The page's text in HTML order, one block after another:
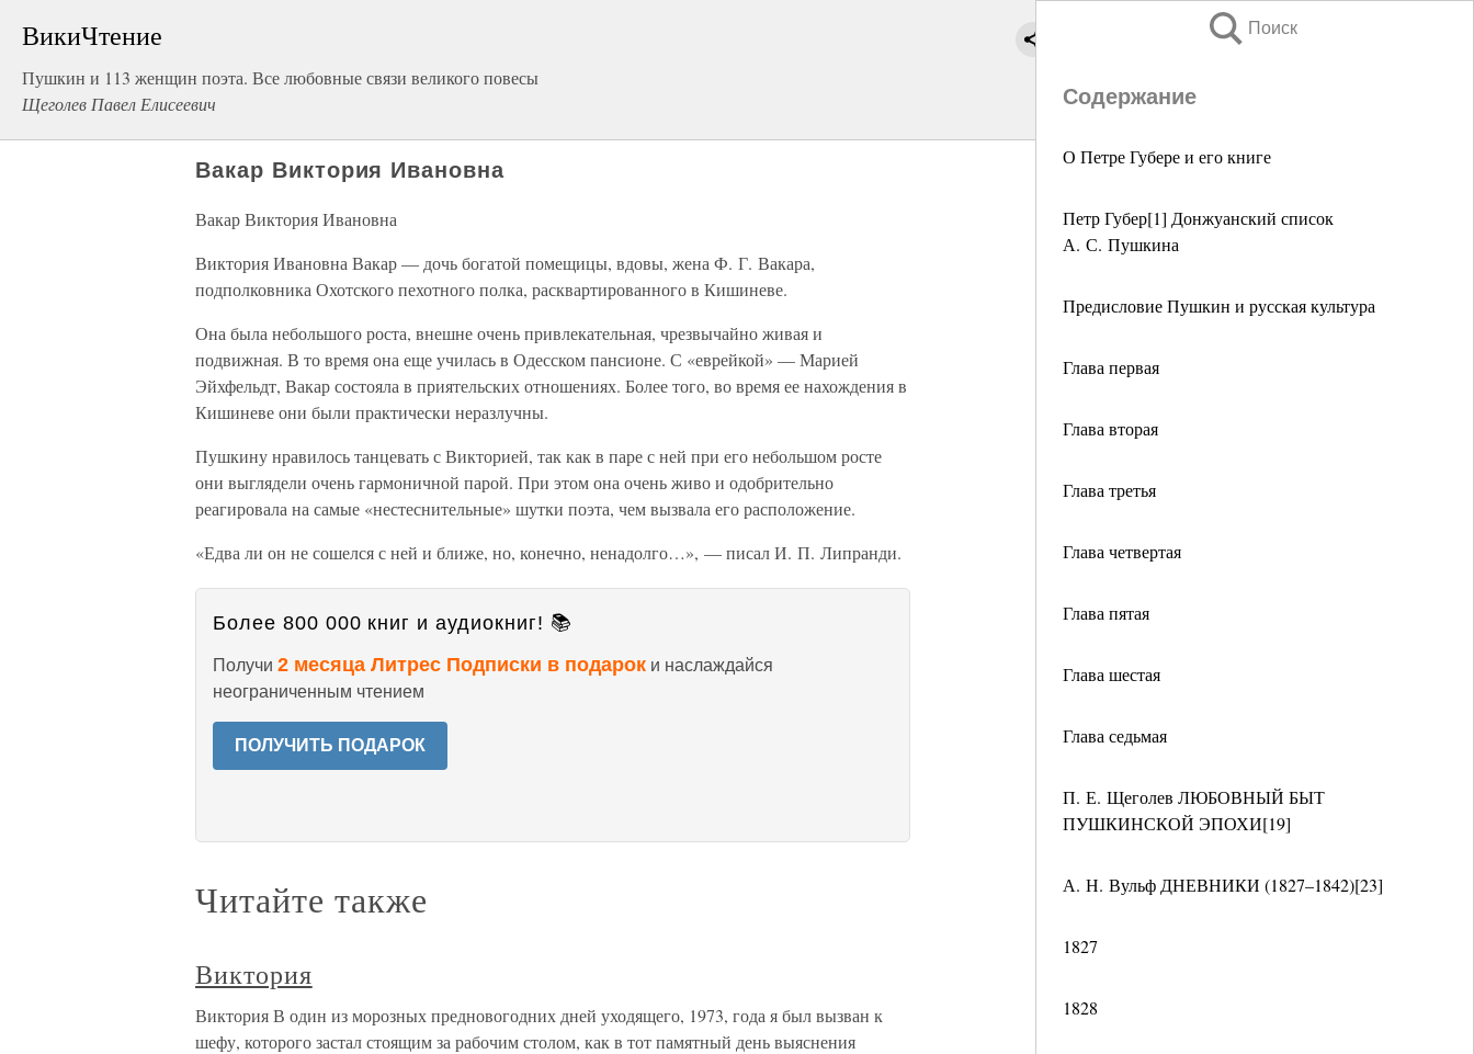
ВикиЧтение
Пушкин и 113 женщин поэта. Все любовные связи великого повесы
Щеголев Павел Елисеевич
Поиск
Содержание
О Петре Губере и его книге
Петр Губер[1] Донжуанский список
А. С. Пушкина
Предисловие Пушкин и русская культура
Глава первая
Глава вторая
Глава третья
Глава четвертая
Глава пятая
Глава шестая
Глава седьмая
П. Е. Щеголев ЛЮБОВНЫЙ БЫТ
ПУШКИНСКОЙ ЭПОХИ[19]
А. Н. Вульф ДНЕВНИКИ (1827–1842)[23]
1827
1828
Вакар Виктория Ивановна
Вакар Виктория Ивановна
Виктория Ивановна Вакар — дочь богатой помещицы, вдовы, жена Ф. Г. Вакара,
подполковника Охотского пехотного полка, расквартированного в Кишиневе.
Она была небольшого роста, внешне очень привлекательная, чрезвычайно живая и
подвижная. В то время она еще училась в Одесском пансионе. С «еврейкой» — Марией
Эйхфельдт, Вакар состояла в приятельских отношениях. Более того, во время ее нахождения в
Кишиневе они были практически неразлучны.
Пушкину нравилось танцевать с Викторией, так как в паре с ней при его небольшом росте
они выглядели очень гармоничной парой. При этом она очень живо и одобрительно
реагировала на самые «нестеснительные» шутки поэта, чем вызвала его расположение.
«Едва ли он не сошелся с ней и ближе, но, конечно, ненадолго…», — писал И. П. Липранди.
Более 800 000 книг и аудиокниг! 📚
Получи 2 месяца Литрес Подписки в подарок и наслаждайся
неограниченным чтением
ПОЛУЧИТЬ ПОДАРОК
Читайте также
Виктория
Виктория В один из морозных предновогодних дней уходящего, 1973, года я был вызван к
шефу, которого застал стоящим за рабочим столом, как в тот памятный день выяснения